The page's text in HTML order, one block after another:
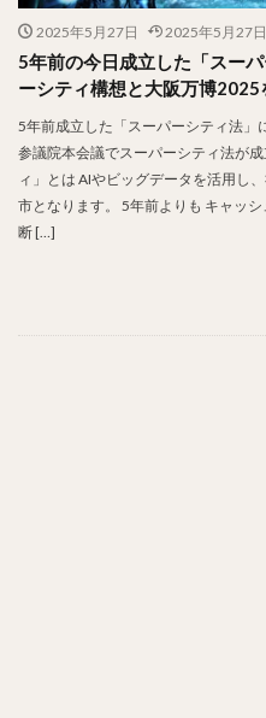
2025年5月27日 2025年5月27日
5年前の今日成立した「スー
ーシティ構想と大阪万博2025
5年前成立した「スーパーシティ法」
参議院本会議でスーパーシティ法が
ィ」とは AIやビッグデータを活用し
市となります。 5年前よりも キャッ
断 […]